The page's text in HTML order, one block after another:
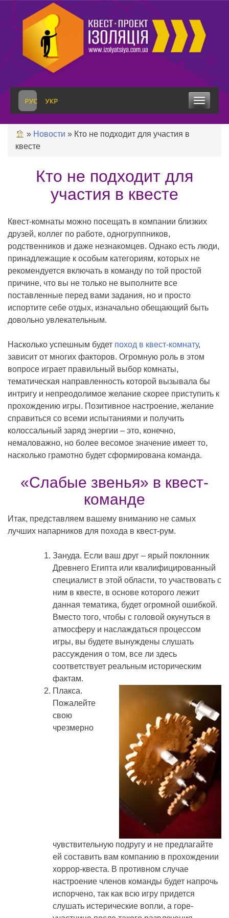
content
Toggle
navigation
» Новости » Кто не подходит для участия в
квесте
Кто не подходит для
участия в квесте
Квест-комнаты можно посещать в компании близких
друзей, коллег по работе, одногруппников,
родственников и даже незнакомцев. Однако есть люди,
принадлежащие к особым категориям, которых не
рекомендуется включать в команду по той простой
причине, что вы не только не выполните все
поставленные перед вами задания, но и просто
испортите себе отдых, изначально обещающий быть
довольно увлекательным.
Насколько успешным будет поход в квест-комнату,
зависит от многих факторов. Огромную роль в этом
вопросе играет правильный выбор комнаты,
тематическая направленность которой вызывала бы
интригу и непреодолимое желание скорее приступить к
прохождению игры. Позитивное настроение, желание
справиться со всеми испытаниями и получить
колоссальный заряд энергии – это, конечно,
немаловажно, но более весомое значение имеет то,
насколько грамотно будет сформирована команда.
«Слабые звенья» в квест-
команде
Итак, представляем вашему вниманию не самых
лучших напарников для похода в квест-рум.
Зануда. Если ваш друг – ярый поклонник
Древнего Египта или квалифицированный
специалист в этой области, то участвовать с
ним в квесте, в основе которого лежит
данная тематика, будет огромной ошибкой.
Вместо того, чтобы с головой окунуться в
атмосферу и наслаждаться процессом
игры, вы будете вынуждены слушать
рассуждения о том, все ли здесь
соответствует реальным историческим
фактам.
Плакса.
Пожалейте
свою
чрезмерно
чувствительную подругу и не предлагайте
ей составить вам компанию в прохождении
хоррор-квеста. В противном случае
настроение членов команды будет напрочь
испорчено, так как всю игру придется
слушать истерические вопли, а горе-